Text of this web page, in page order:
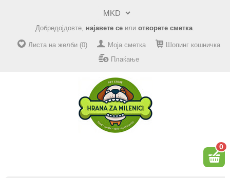
Добредојдовте, најавете се или отворете сметка.
Листа на желби (0) Моја сметка
Шопинг кошничка
Плаќање
0